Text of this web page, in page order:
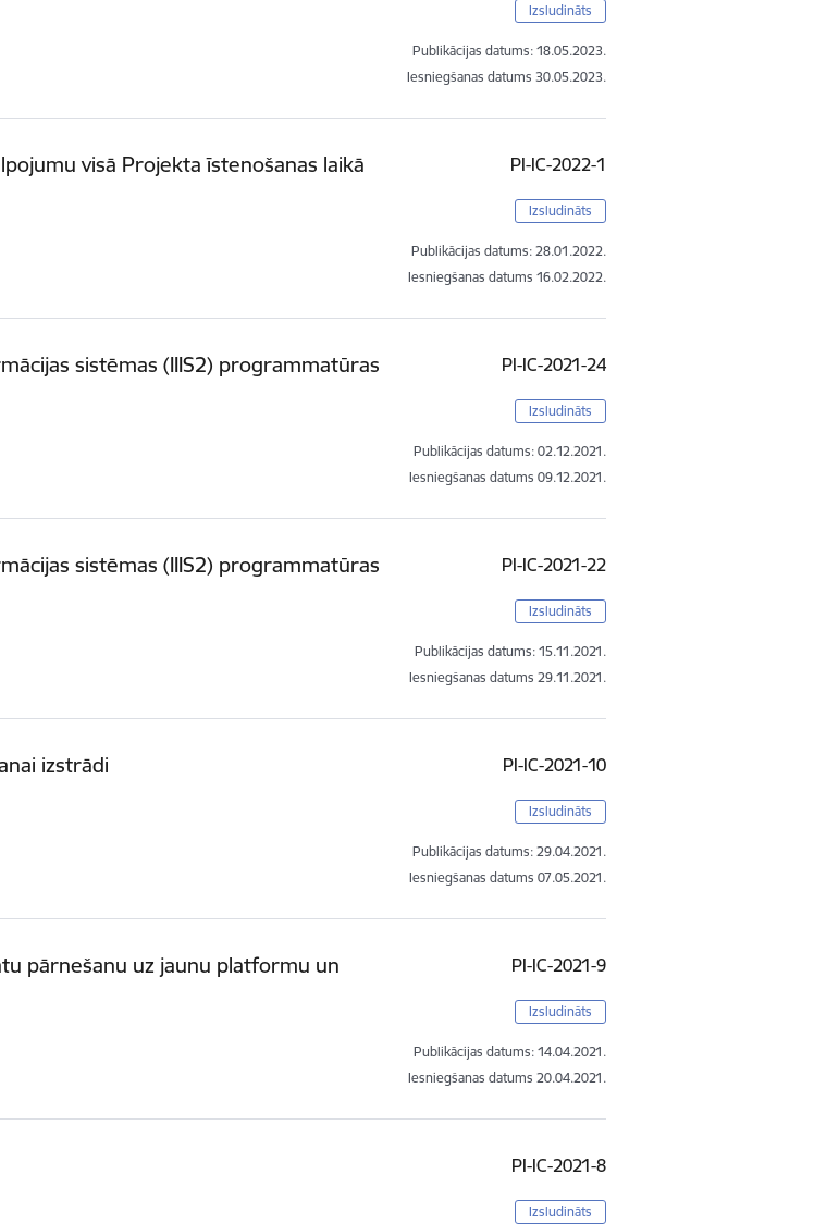
Izsludināts
Publikācijas datums: 18.05.2023.
Iesniegšanas datums 30.05.2023.
visā Projekta īstenošanas laikā
PI-IC-2022-1
Izsludināts
Publikācijas datums: 28.01.2022.
Iesniegšanas datums 16.02.2022.
sistēmas (IIIS2) programmatūras
PI-IC-2021-24
Izsludināts
Publikācijas datums: 02.12.2021.
Iesniegšanas datums 09.12.2021.
sistēmas (IIIS2) programmatūras
PI-IC-2021-22
Izsludināts
Publikācijas datums: 15.11.2021.
Iesniegšanas datums 29.11.2021.
izstrādi PI-IC-2021-10
Izsludināts
Publikācijas datums: 29.04.2021.
Iesniegšanas datums 07.05.2021.
pārnešanu uz jaunu platformu un
PI-IC-2021-9
Izsludināts
Publikācijas datums: 14.04.2021.
Iesniegšanas datums 20.04.2021.
PI-IC-2021-8
Izsludināts